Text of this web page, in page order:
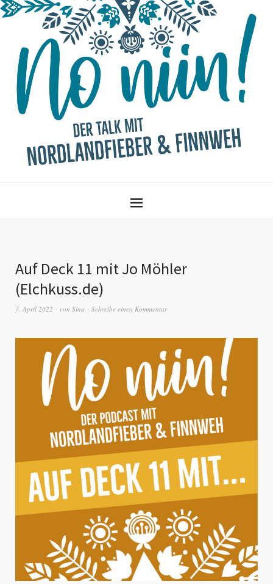
Auf Deck 11 mit Jo Möhler
(Elchkuss.de)
7. April 2022 von Sina Schreibe einen Kommentar